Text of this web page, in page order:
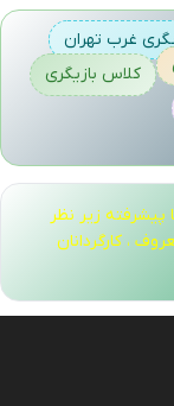
غرب تهران
کلاس بازیگری
زیر نظر
، کارگردانان